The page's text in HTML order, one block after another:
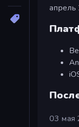
апрель
03 мая